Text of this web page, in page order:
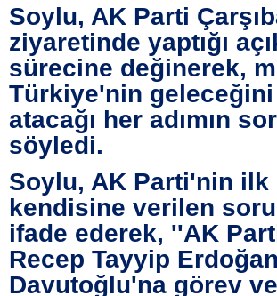
Soylu, AK Parti
ziyaretinde yaptığı
sürecine değinerek,
Türkiye'nin
atacağı her adımın
söyledi.
Soylu, AK Parti'nin
kendisine verilen
ifade ederek, ''AK
Recep Tayyip
Davutoğlu'na görev